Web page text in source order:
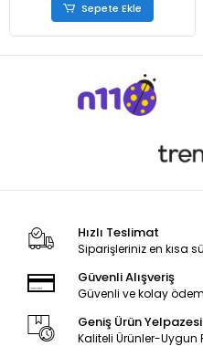
Sepete Ekle
Hızlı Teslimat
Siparişleriniz en kısa
Güvenli Alışveriş
Güvenli ve kolay
Geniş Ürün Yelpazesi
Kaliteli Ürünler-Uygun